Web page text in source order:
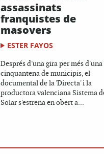
assassinats
franquistes de
masovers
ESTER FAYOS
Després d'una gira per més d'una
cinquantena de municipis, el
documental de la 'Directa' i la
productora valenciana Sistema
Solar s'estrena en obert a...